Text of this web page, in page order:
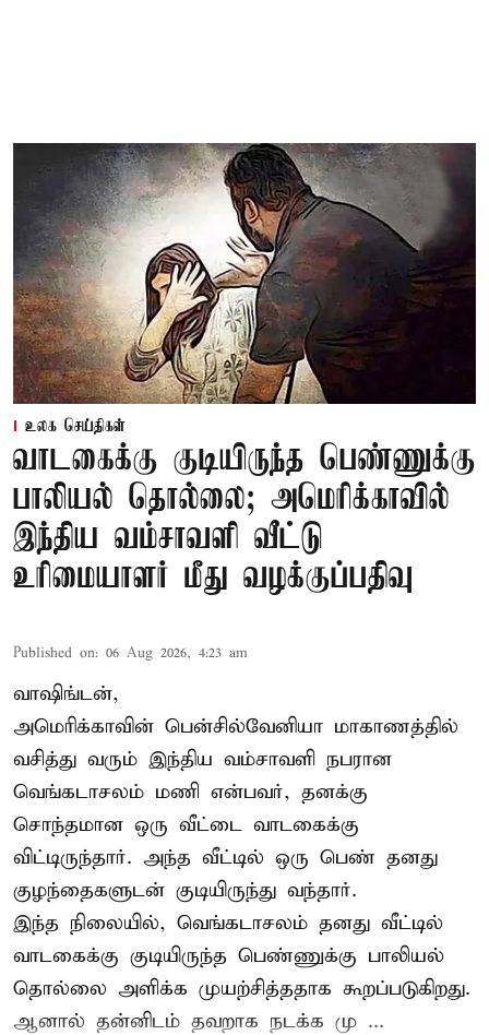
உலக செய்திகள்
வாடகைக்கு குடியிருந்த பெண்ணுக்கு
பாலியல் தொல்லை; அமெரிக்காவில்
இந்திய வம்சாவளி வீட்டு
உரிமையாளர் மீது வழக்குப்பதிவு
Published on: 06 Aug 2026, 4:23 am
வாஷிங்டன்,
அமெரிக்காவின் பென்சில்வேனியா மாகாணத்தில்
வசித்து வரும் இந்திய வம்சாவளி நபரான
வெங்கடாசலம் மணி என்பவர், தனக்கு
சொந்தமான ஒரு வீட்டை வாடகைக்கு
விட்டிருந்தார். அந்த வீட்டில் ஒரு பெண் தனது
குழந்தைகளுடன் குடியிருந்து வந்தார்.
இந்த நிலையில், வெங்கடாசலம் தனது வீட்டில்
வாடகைக்கு குடியிருந்த பெண்ணுக்கு பாலியல்
தொல்லை அளிக்க முயற்சித்ததாக கூறப்படுகிறது.
ஆனால் தன்னிடம் தவறாக நடக்க மு ...